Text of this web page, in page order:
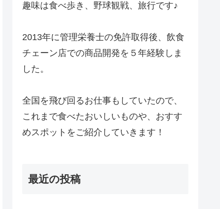
趣味は食べ歩き、野球観戦、旅行です♪
2013年に管理栄養士の免許取得後、飲食
チェーン店での商品開発を５年経験しま
した。
全国を飛び回るお仕事もしていたので、
これまで食べたおいしいものや、おすす
めスポットをご紹介していきます！
最近の投稿